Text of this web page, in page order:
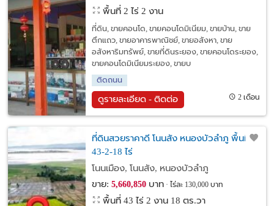
พื้นที่ 2 ไร่ 2 งาน
ที่ดิน, ขายคอนโด, ขายคอนโดมิเนียม, ขายบ้าน, ขาย
ตึกแถว, ขายอาคารพาณิชย์, ขายอสังหา, ขาย
อสังหาริมทรัพย์, ขายที่ดินระยอง, ขายคอนโดระยอง,
ขายคอนโดมิเนียมระยอง, ขายบ
ติดถนน
ดูรายละเอียด - ติดต่อ 2 เดือน
ที่ดินสวยราคาดี โนนสัง หนองบัวลำภู พื้นที่
43-2-18 ไร่
โนนเมือง, โนนสัง, หนองบัวลำภู
ขาย: 5,660,850บาท ไร่ละ 130,000 บาท
พื้นที่ 43 ไร่ 2 งาน 18 ตร.วา